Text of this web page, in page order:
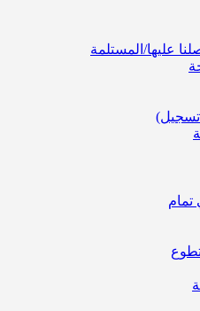
عليها/المستلمة
تمام